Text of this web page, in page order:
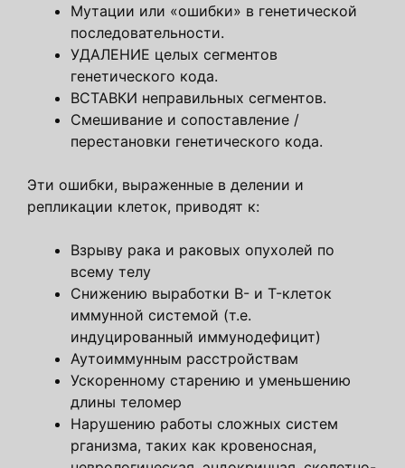
Мутации или «ошибки» в генетической
последовательности.
УДАЛЕНИЕ целых сегментов
генетического кода.
ВСТАВКИ неправильных сегментов.
Смешивание и сопоставление /
перестановки генетического кода.
Эти ошибки, выраженные в делении и
репликации клеток, приводят к:
Взрыву рака и раковых опухолей по
всему телу
Снижению выработки B- и T-клеток
иммунной системой (т.е.
индуцированный иммунодефицит)
Аутоиммунным расстройствам
Ускоренному старению и уменьшению
длины теломер
Нарушению работы сложных систем
рганизма, таких как кровеносная,